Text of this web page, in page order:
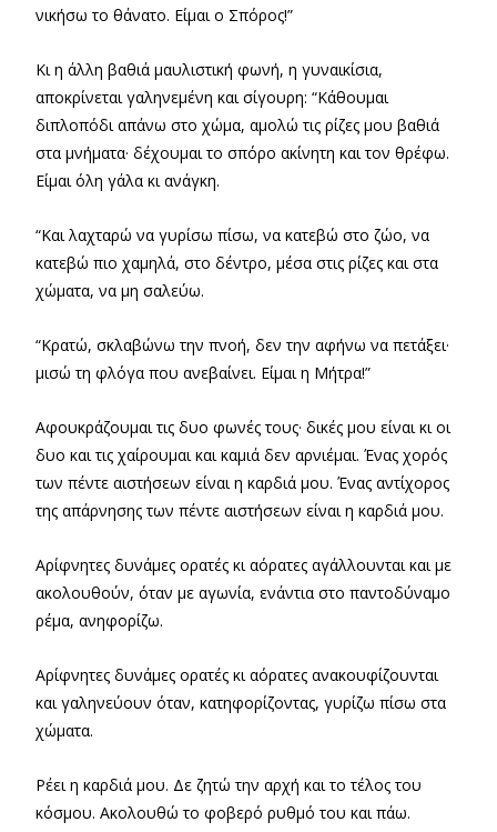
νικήσω το θάνατο. Είμαι ο Σπόρος!”
Κι η άλλη βαθιά μαυλιστική φωνή, η γυναικίσια,
αποκρίνεται γαληνεμένη και σίγουρη: “Κάθουμαι
διπλοπόδι απάνω στο χώμα, αμολώ τις ρίζες μου βαθιά
στα μνήματα· δέχουμαι το σπόρο ακίνητη και τον θρέφω.
Είμαι όλη γάλα κι ανάγκη.
“Και λαχταρώ να γυρίσω πίσω, να κατεβώ στο ζώο, να
κατεβώ πιο χαμηλά, στο δέντρο, μέσα στις ρίζες και στα
χώματα, να μη σαλεύω.
“Κρατώ, σκλαβώνω την πνοή, δεν την αφήνω να πετάξει·
μισώ τη φλόγα που ανεβαίνει. Είμαι η Μήτρα!”
Αφουκράζουμαι τις δυο φωνές τους· δικές μου είναι κι οι
δυο και τις χαίρουμαι και καμιά δεν αρνιέμαι. Ένας χορός
των πέντε αιστήσεων είναι η καρδιά μου. Ένας αντίχορος
της απάρνησης των πέντε αιστήσεων είναι η καρδιά μου.
Αρίφνητες δυνάμες ορατές κι αόρατες αγάλλουνται και με
ακολουθούν, όταν με αγωνία, ενάντια στο παντοδύναμο
ρέμα, ανηφορίζω.
Αρίφνητες δυνάμες ορατές κι αόρατες ανακουφίζουνται
και γαληνεύουν όταν, κατηφορίζοντας, γυρίζω πίσω στα
χώματα.
Ρέει η καρδιά μου. Δε ζητώ την αρχή και το τέλος του
κόσμου. Ακολουθώ το φοβερό ρυθμό του και πάω.